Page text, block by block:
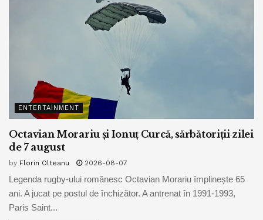
ENTERTAINMENT
Octavian Morariu și Ionuț Curcă, sărbătoriții zilei
de 7 august
by Florin Olteanu 2026-08-07
Legenda rugby-ului românesc Octavian Morariu împlinește 65
ani. A jucat pe postul de închizător. A antrenat în 1991-1993,
Paris Saint...